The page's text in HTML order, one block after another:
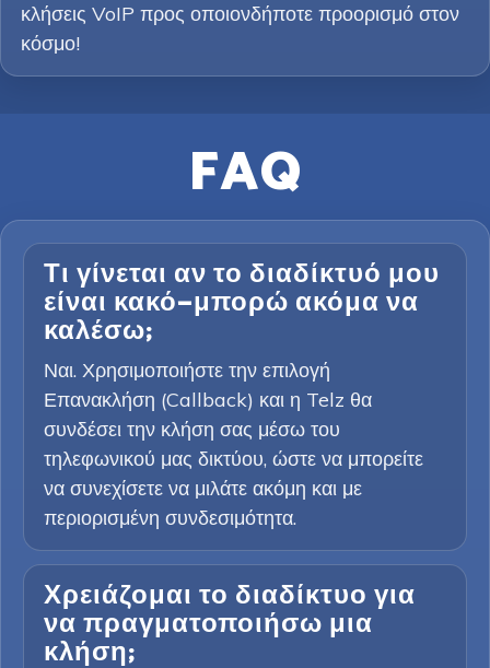
κλήσεις VoIP προς οποιονδήποτε προορισμό στον
κόσμο!
FAQ
Τι γίνεται αν το διαδίκτυό μου
είναι κακό—μπορώ ακόμα να
καλέσω;
Ναι. Χρησιμοποιήστε την επιλογή
Επανακλήση (Callback) και η Telz θα
συνδέσει την κλήση σας μέσω του
τηλεφωνικού μας δικτύου, ώστε να μπορείτε
να συνεχίσετε να μιλάτε ακόμη και με
περιορισμένη συνδεσιμότητα.
Χρειάζομαι το διαδίκτυο για
να πραγματοποιήσω μια
κλήση;